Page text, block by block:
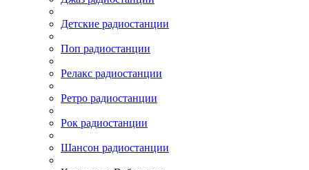
Детские радиостанции
Поп радиостанции
Релакс радиостанции
Ретро радиостанции
Рок радиостанции
Шансон радиостанции